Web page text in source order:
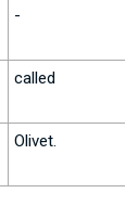
-
called
Olivet.